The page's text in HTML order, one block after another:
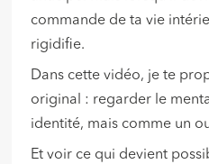
commande de ta vie
rigidifie.
Dans cette vidéo, je te
original : regarder le
identité, mais comme un
Et voir ce qui devient